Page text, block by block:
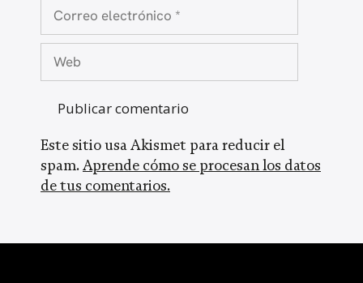
electrónico
Este sitio usa Akismet para reducir el
spam.Aprende cómo se procesan los datos
de tus comentarios.